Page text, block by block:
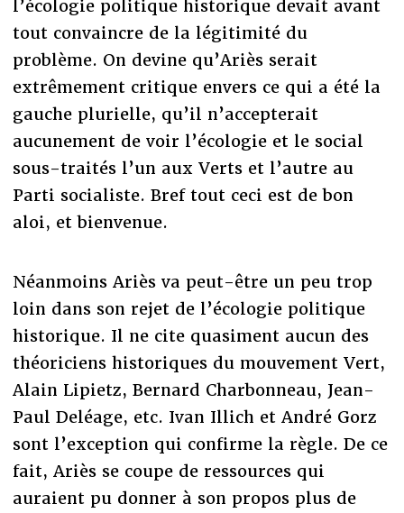
l’écologie politique historique devait avant
tout convaincre de la légitimité du
problème. On devine qu’Ariès serait
extrêmement critique envers ce qui a été la
gauche plurielle, qu’il n’accepterait
aucunement de voir l’écologie et le social
sous-traités l’un aux Verts et l’autre au
Parti socialiste. Bref tout ceci est de bon
aloi, et bienvenue.
Néanmoins Ariès va peut-être un peu trop
loin dans son rejet de l’écologie politique
historique. Il ne cite quasiment aucun des
théoriciens historiques du mouvement Vert,
Alain Lipietz, Bernard Charbonneau, Jean-
Paul Deléage, etc. Ivan Illich et André Gorz
sont l’exception qui confirme la règle. De ce
fait, Ariès se coupe de ressources qui
auraient pu donner à son propos plus de